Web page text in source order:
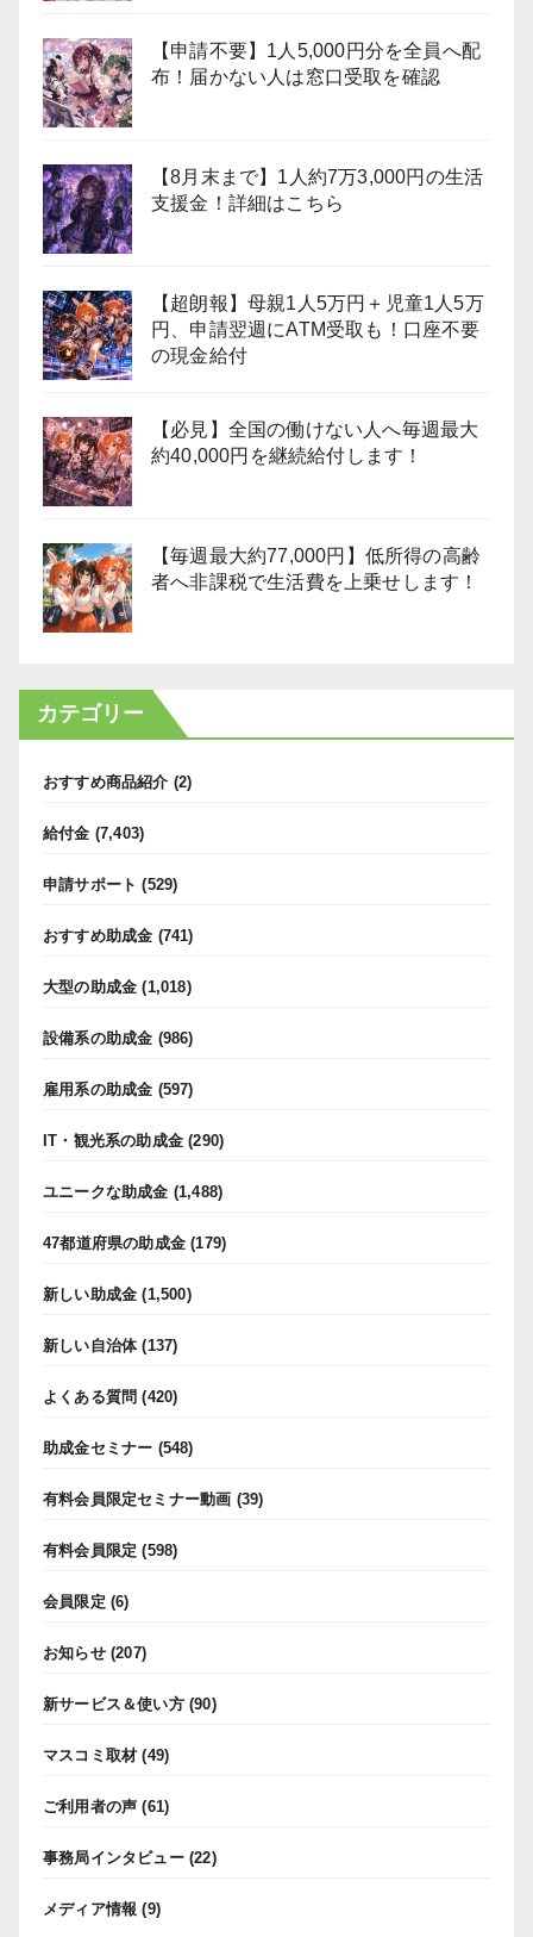
【申請不要】1人5,000円分を全員へ配
布！届かない人は窓口受取を確認
【8月末まで】1人約7万3,000円の生活
支援金！詳細はこちら
【超朗報】母親1人5万円＋児童1人5万
円、申請翌週にATM受取も！口座不要
の現金給付
【必見】全国の働けない人へ毎週最大
約40,000円を継続給付します！
【毎週最大約77,000円】低所得の高齢
者へ非課税で生活費を上乗せします！
カテゴリー
おすすめ商品紹介 (2)
給付金 (7,403)
申請サポート (529)
おすすめ助成金 (741)
大型の助成金 (1,018)
設備系の助成金 (986)
雇用系の助成金 (597)
IT・観光系の助成金 (290)
ユニークな助成金 (1,488)
47都道府県の助成金 (179)
新しい助成金 (1,500)
新しい自治体(137)
よくある質問 (420)
助成金セミナー (548)
有料会員限定セミナー動画 (39)
有料会員限定 (598)
会員限定 (6)
お知らせ(207)
新サービス＆使い方(90)
マスコミ取材 (49)
ご利用者の声 (61)
事務局インタビュー(22)
メディア情報 (9)